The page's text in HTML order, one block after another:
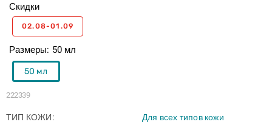
222339
Размеры 50 мл
50 мл
Скидки
02.08-01.09
ТИП КОЖИ Для всех типов кожи